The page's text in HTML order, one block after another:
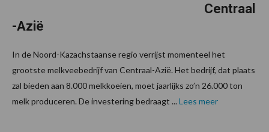
Centraal
-Azië
In de Noord-Kazachstaanse regio verrijst momenteel het
grootste melkveebedrijf van Centraal-Azië. Het bedrijf, dat plaats
zal bieden aan 8.000 melkkoeien, moet jaarlijks zo’n 26.000 ton
melk produceren. De investering bedraagt ... Lees meer